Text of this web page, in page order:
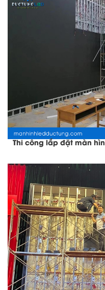
Thi công lắp đặt màn